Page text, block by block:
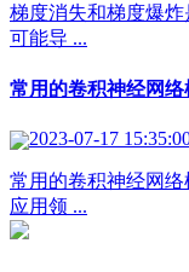
梯度消失和梯度爆
可能导 ...
常用的卷积神经网络
2023-07-17
常用的卷积神经网
应用领 ...